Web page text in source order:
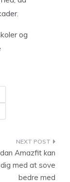
og
Amazfit kan
med at sove
bedre med